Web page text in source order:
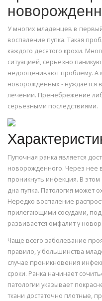
У многих младенцев в
воспаление пупка. Такая
каждого десятого крохи.
ситуацией, серьезно
недооценивают проблему. А
новорожденных - нуждается
лечении. Пренебрежение
серьезными последствиями.
Пупочная ранка является
новорожденного. Через нее
проникнуть инфекция. В
дна пупка. Патология может
Нередко воспаление
прилегающими сосудами,
развивается омфалит у
Чаще всего заболевание
правило, у большинства
случае проникновения
сроки. Ранка начинает
патологии указывает
ткани достаточно плотные,